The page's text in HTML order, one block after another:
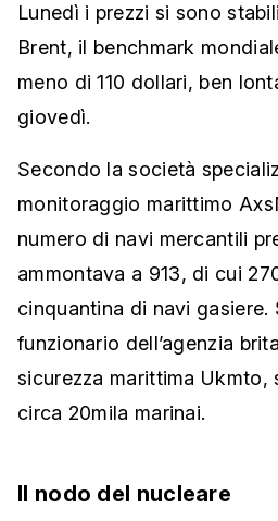
Lunedì i prezzi si sono
Brent, il benchmark
meno di 110 dollari, ben
giovedì.
Secondo la società
monitoraggio marittimo
numero di navi mercantili
ammontava a 913, di cui
cinquantina di navi gasiere.
funzionario dell’agenzia
sicurezza marittima Ukmto,
circa 20mila marinai.
Il nodo del nucleare